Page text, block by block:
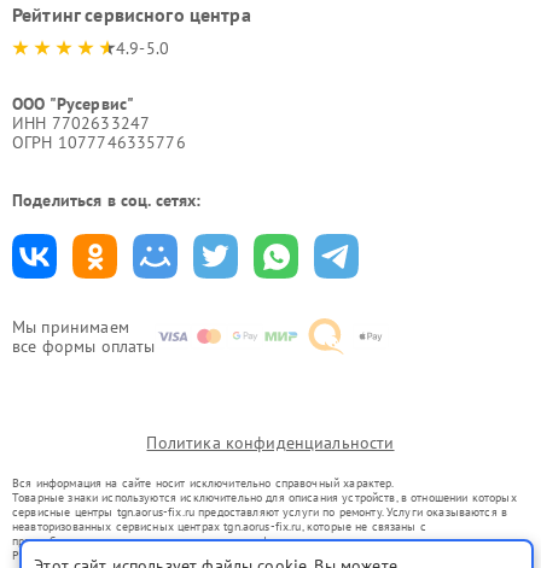
Мы принимаем
все формы оплаты
Рейтинг сервисного центра
4.9-5.0
ООО "Русервис"
ИНН 7702633247
ОГРН 1077746335776
Поделиться в соц. сетях:
Политика конфиденциальности
Вся информация на сайте носит исключительно справочный характер.
Товарные знаки используются исключительно для описания устройств, в отношении которых
сервисные центры tgn.aorus-fix.ru предоставляют услуги по ремонту. Услуги оказываются в
неавторизованных сервисных центрах tgn.aorus-fix.ru, которые не связаны с
правообладателями товарных знаков или их официальными представителями.
Ремонт осуществляется для устройств, уже введенных в гражданский оборот в соответствии